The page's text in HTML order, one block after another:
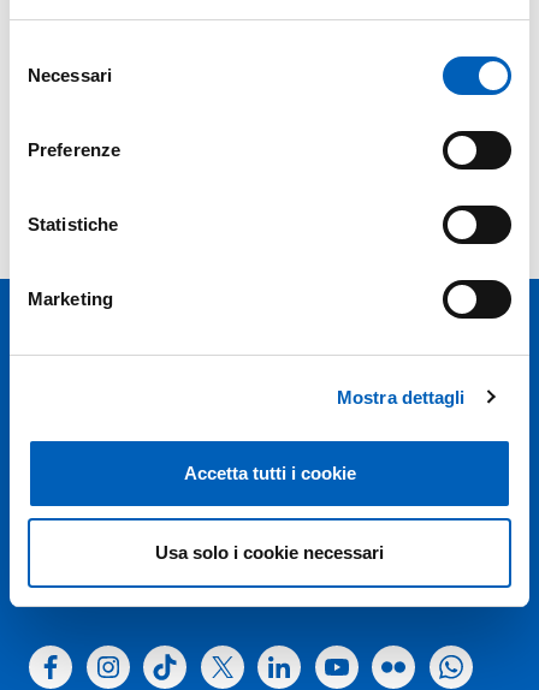
delNecessari
Preferenze
Statistiche
Marketing
Mostra dettagli
Accetta tutti i cookie
Usa solo i cookie necessari
First-cycle degree course inNURSING
Hub: Piacenza
Year: 3°
Università degli studi di Parma
P.IVA 00308780345
FacebookInstagramTikTok X LinkedinYoutubeFlickr